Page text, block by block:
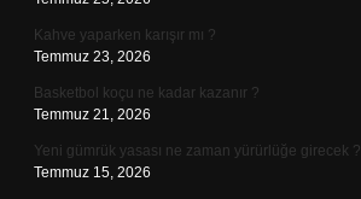
Kahve yaparken karışır mı ?
Temmuz 23, 2026
Basketbol koçu ne kadar kazanır ?
Temmuz 21, 2026
Yeni gümrük yasası ne zaman yürürlüğe girecek ?
Temmuz 15, 2026